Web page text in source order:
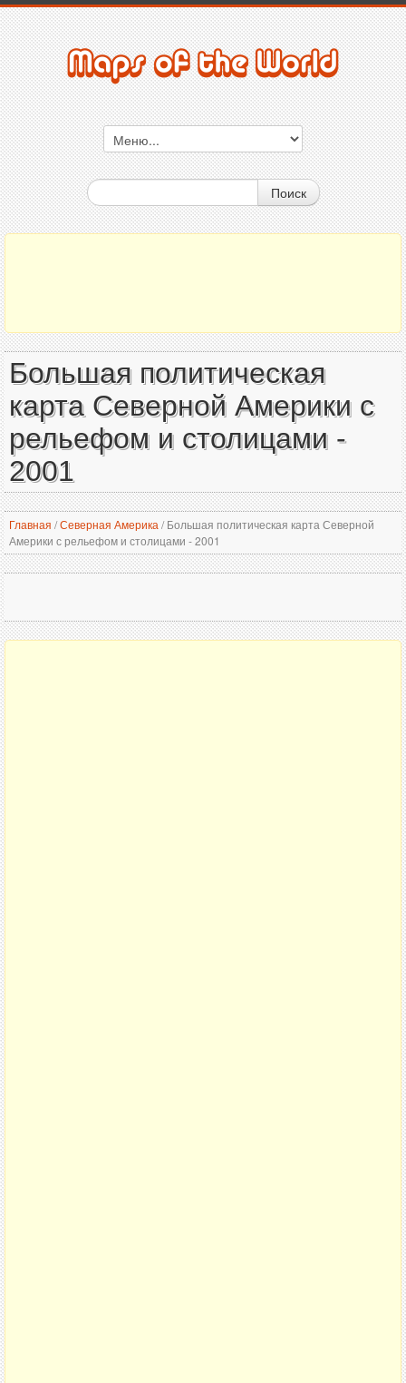
Поиск
Большая политическая
карта Северной Америки с
рельефом и столицами -
2001
Главная /Северная Америка /Большая политическая карта Северной
Америки с рельефом и столицами - 2001